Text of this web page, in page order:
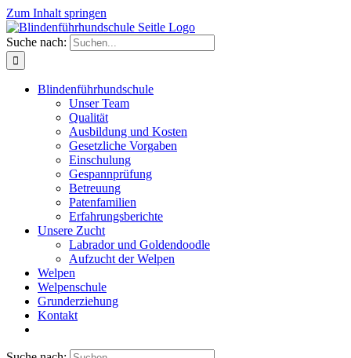
Zum Inhalt springen
Suche nach:
Blindenführhundschule
Unser Team
Qualität
Ausbildung und Kosten
Gesetzliche Vorgaben
Einschulung
Gespannprüfung
Betreuung
Patenfamilien
Erfahrungsberichte
Unsere Zucht
Labrador und Goldendoodle
Aufzucht der Welpen
Welpen
Welpenschule
Grunderziehung
Kontakt